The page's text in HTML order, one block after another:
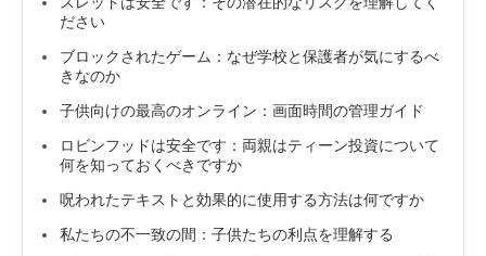
ださい
ブロックされたゲーム：なぜ学校と保護者が気にするべ
きなのか
子供向けの最高のオンライン：画面時間の管理ガイド
ロビンフッドは安全です：両親はティーン投資について
何を知っておくべきですか
呪われたテキストと効果的に使用する方法は何ですか
私たちの不一致の間：子供たちの利点を理解する